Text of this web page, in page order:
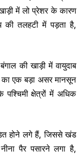
में लो प्रेशर के कारण
की तलहटी में पड़ता है,
की खाड़ी में वायुदाब
का एक बड़ा असर मानसून
क्षेत्रों में अधिक
होने लगे हैं, जिससे खंड
पैर पसारने लगा है,